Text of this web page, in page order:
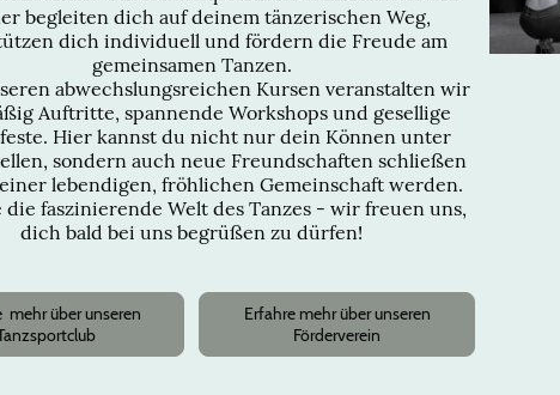
begleiten dich auf deinem tänzerischen Weg,
dich individuell und fördern die Freude am
gemeinsamen Tanzen.
abwechslungsreichen Kursen veranstalten wir
Auftritte, spannende Workshops und gesellige
Hier kannst du nicht nur dein Können unter
sondern auch neue Freundschaften schließen
lebendigen, fröhlichen Gemeinschaft werden.
die faszinierende Welt des Tanzes - wir freuen uns,
dich bald bei uns begrüßen zu dürfen!
mehr über unseren
Erfahre mehr über unseren
Förderverein